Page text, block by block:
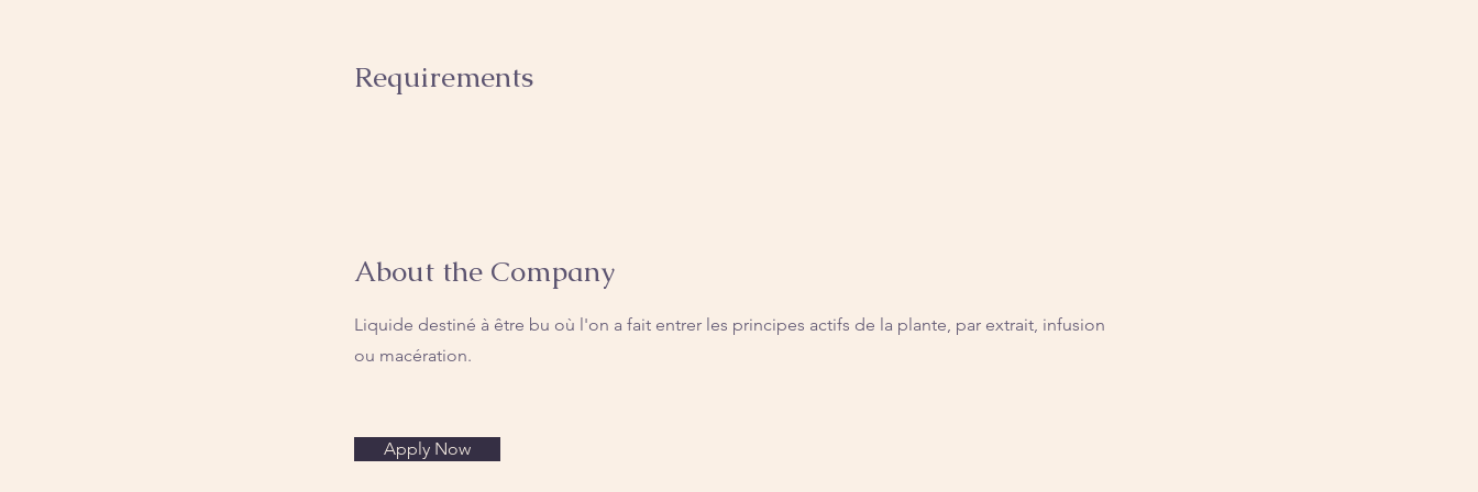
Requirements
About the Company
Liquide destiné à être bu où l'on a fait entrer les principes actifs de la plante, par extrait, infusion
ou macération.
Apply Now